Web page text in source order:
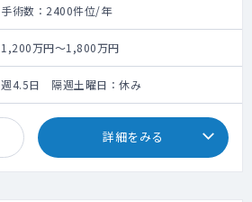
手術数：2400件位/年
1,200万円～1,800万円
週4.5日 隔週土曜日：休み
詳細をみる